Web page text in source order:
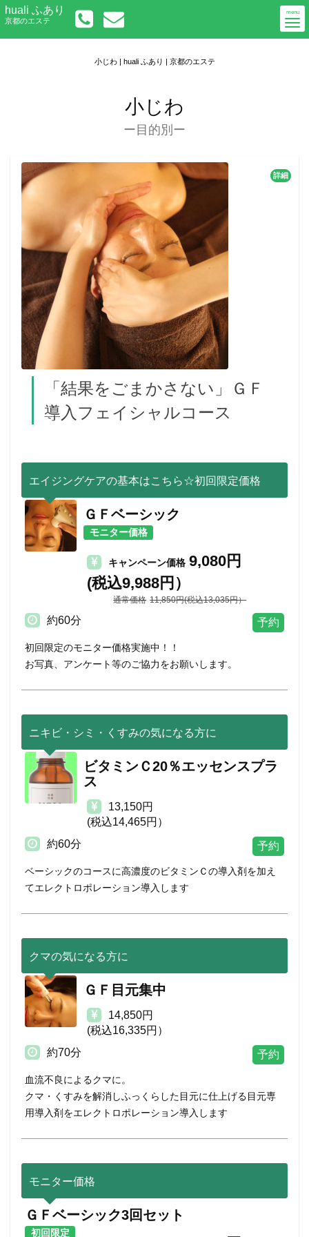
menu
huali ふあり
京都のエステ
初めての方へ
メニューについて
ご予約／お問い合わせ
小じわ | huali ふあり | 京都のエステ
小じわ
ー目的別ー
「結果をごまかさない」ＧＦ
導入フェイシャルコース
詳細
エイジングケアの基本はこちら☆初回限定価格
ＧＦベーシック
モニター価格
キャンペーン価格 9,080円
(税込9,988円）
11,850円(税込13,035円）
約60分
初回限定のモニター価格実施中！！
お写真、アンケート等のご協力をお願いします。
ニキビ・シミ・くすみの気になる方に
ビタミンＣ20％エッセンスプラ
ス
13,150円
(税込14,465円）
約60分
ベーシックのコースに高濃度のビタミンＣの導入剤を加え
てエレクトロポレーション導入します
クマの気になる方に
ＧＦ目元集中
14,850円
(税込16,335円）
約70分
血流不良によるクマに。
クマ・くすみを解消しふっくらした目元に仕上げる目元専
用導入剤をエレクトロポレーション導入します
モニター価格
ＧＦベーシック3回セット
初回限定